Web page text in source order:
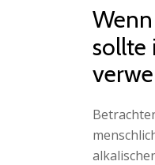
sollte